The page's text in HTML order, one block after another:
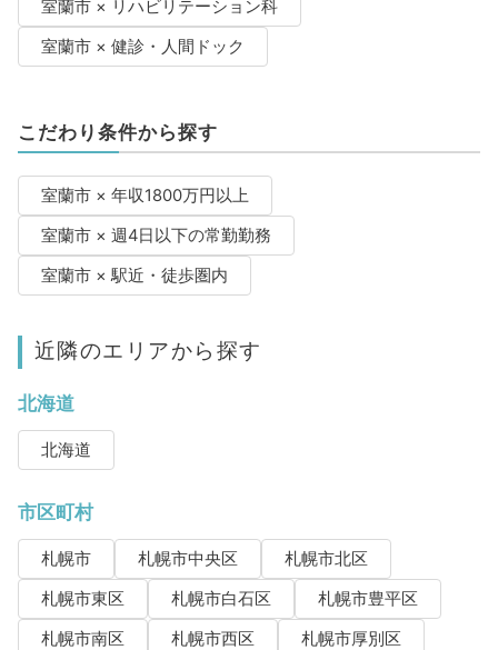
室蘭市 × リハビリテーション科
室蘭市 × 健診・人間ドック
こだわり条件から探す
室蘭市 × 年収1800万円以上
室蘭市 × 週4日以下の常勤勤務
室蘭市 × 駅近・徒歩圏内
近隣のエリアから探す
北海道
北海道
市区町村
札幌市 札幌市中央区
札幌市北区
札幌市東区
札幌市白石区
札幌市豊平区
札幌市南区
札幌市西区 札幌市厚別区